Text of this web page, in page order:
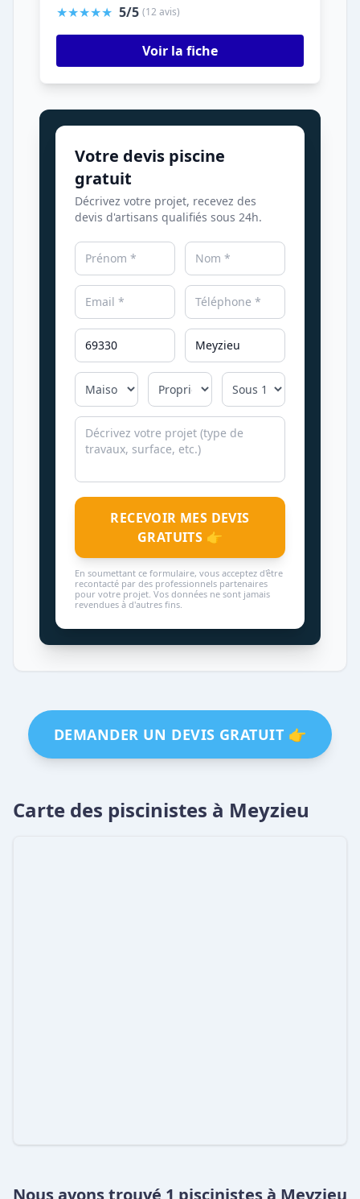
★★★★★ 5/5 (12 avis)
Voir la fiche
Votre devis piscine
gratuit
Décrivez votre projet, recevez des
devis d'artisans qualifiés sous 24h.
RECEVOIR MES DEVIS
GRATUITS 👉
En soumettant ce formulaire, vous acceptez d'être
recontacté par des professionnels partenaires
pour votre projet. Vos données ne sont jamais
revendues à d'autres fins.
DEMANDER UN DEVIS GRATUIT 👉
Carte des piscinistes à Meyzieu
Nous avons trouvé 1 piscinistes à Meyzieu